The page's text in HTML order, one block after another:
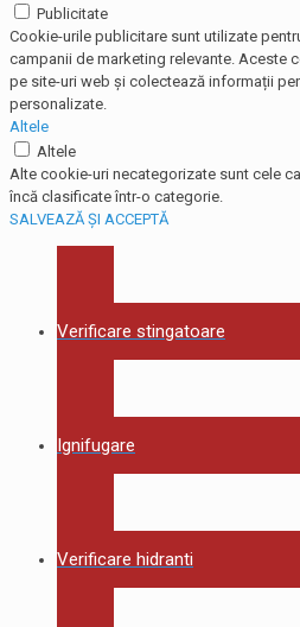
Publicitate
Cookie-urile publicitare sunt utilizate
campanii de marketing relevante. Aceste
pe site-uri web și colectează informații
personalizate.
Altele
Altele
Alte cookie-uri necategorizate sunt cele
încă clasificate într-o categorie.
SALVEAZĂ ȘI ACCEPTĂ
Verificare stingatoare
Ignifugare
Verificare hidranti